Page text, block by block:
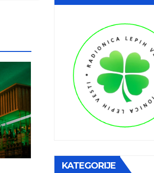
KATEGORIJE